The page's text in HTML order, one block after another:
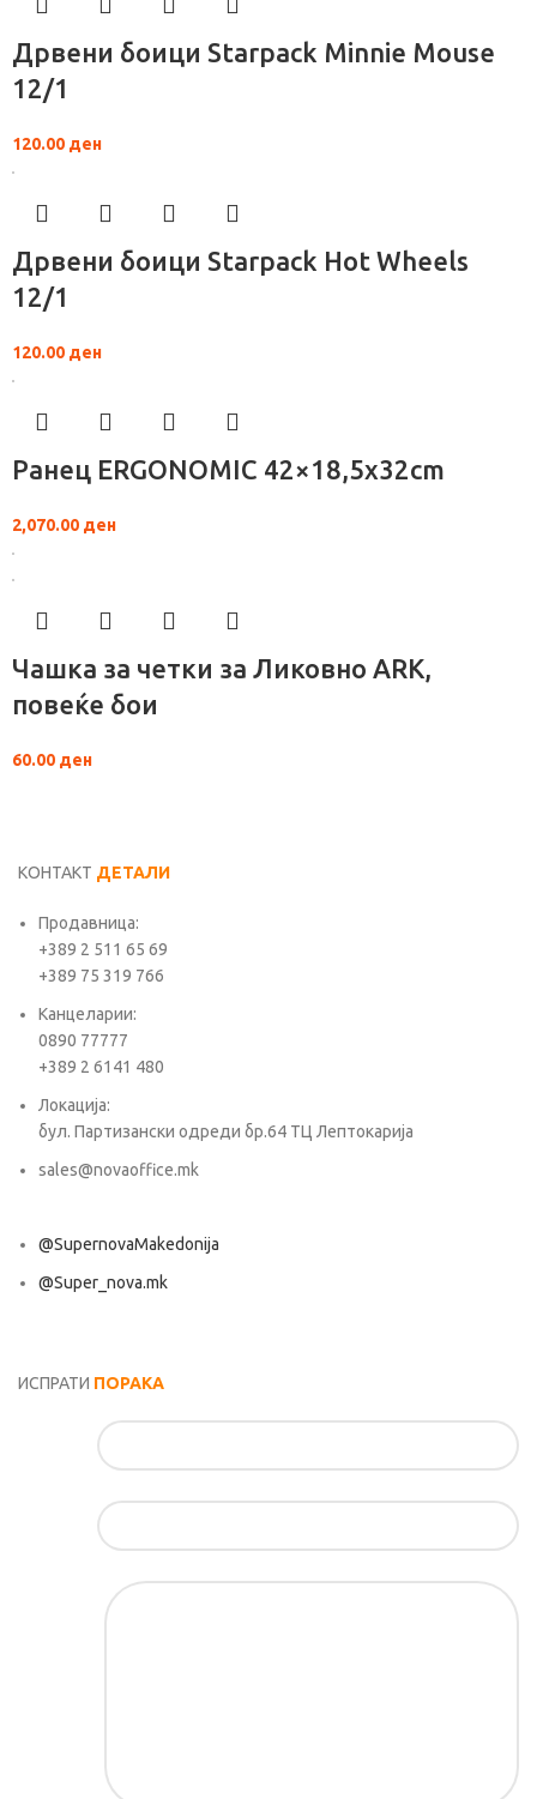
Дрвени боици Starpack Minnie Mouse
12/1
120.00 ден
Дрвени боици Starpack Hot Wheels
12/1
120.00 ден
Ранец ERGONOMIC 42×18,5x32cm
2,070.00 ден
Чашка за четки за Ликовно ARK,
повеќе бои
60.00 ден
КОНТАКТ ДЕТАЛИ
Продавница:
+389 2 511 65 69
+389 75 319 766
Канцеларии:
0890 77777
+389 2 6141 480
Локација:
бул. Партизански одреди бр.64 ТЦ Лептокарија
sales@novaoffice.mk
@SupernovaMakedonija
@Super_nova.mk
ИСПРАТИ ПОРАКА